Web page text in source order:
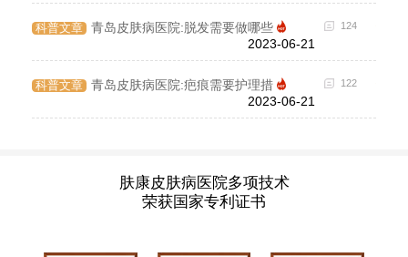
科普文章
青岛皮肤病医院:脱发需要做哪些
2023-06-21
124
科普文章
青岛皮肤病医院:疤痕需要护理措
2023-06-21
122
肤康皮肤病医院多项技术
荣获国家专利证书